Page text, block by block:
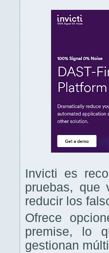
Invicti es
pruebas, que
reducir los
Ofrece
premise, lo
gestionan